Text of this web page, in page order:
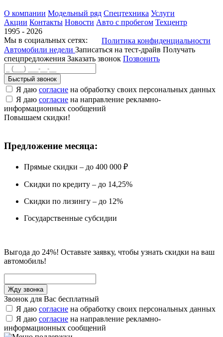
О компании Модельный ряд Спецтехника Услуги
Акции Контакты Новости Авто с пробегом Техцентр
1995 - 2026
Мы в социальных сетях:
Политика конфиденциальности
Автомобили недели Записаться на тест-драйв Получать
спецпредложения Заказать звонок Позвонить
Быстрый звонок
Я даю согласие на обработку своих персональных данных
Я даю согласие на направление рекламно-
информационных сообщений
Повышаем скидки!
Предложение месяца:
Прямые скидки – до 400 000 ₽
Скидки по кредиту – до 14,25%
Скидки по лизингу – до 12%
Государственные субсидии
Выгода до 24%! Оставьте заявку, чтобы узнать скидки на ваш
автомобиль!
Звонок для Вас бесплатный
Я даю согласие на обработку своих персональных данных
Я даю согласие на направление рекламно-
информационных сообщений